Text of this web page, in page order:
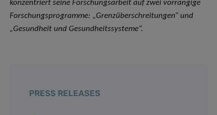
konzentriert seine Forschungsarbeit auf zwei vorrangige
Forschungsprogramme: „Grenzüberschreitungen“ und
„Gesundheit und Gesundheitssysteme“.
PRESS RELEASES